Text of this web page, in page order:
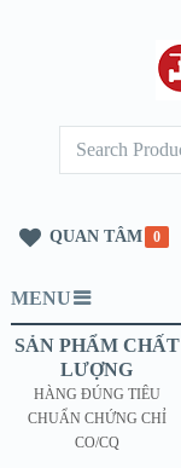
QUAN TÂM 0
MENU
SẢN PHẨM CHẤT
LƯỢNG
HÀNG ĐÚNG TIÊU
CHUẨN CHỨNG CHỈ
CO/CQ